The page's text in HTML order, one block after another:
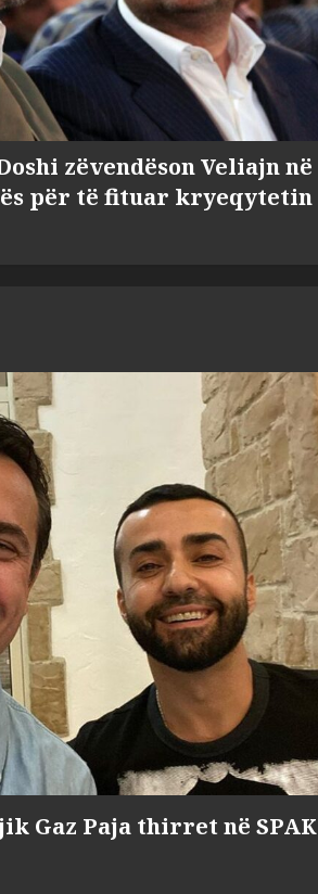
zëvendëson Veliajn në
për të fituar kryeqytetin
Gaz Paja thirret në SPAK